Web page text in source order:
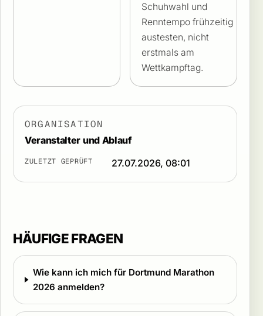
Schuhwahl und
Renntempo frühzeitig
austesten, nicht
erstmals am
Wettkampftag.
ORGANISATION
Veranstalter und Ablauf
ZULETZT GEPRÜFT 27.07.2026, 08:01
HÄUFIGE FRAGEN
Wie kann ich mich für Dortmund Marathon
2026 anmelden?